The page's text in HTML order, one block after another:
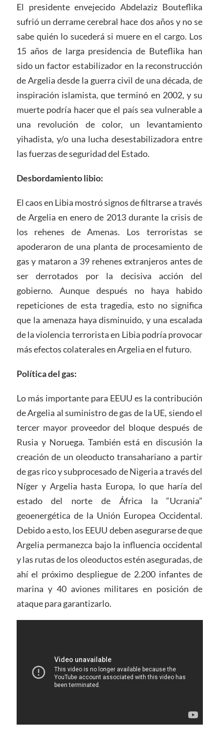
El presidente envejecido Abdelaziz Bouteflika
sufrió un derrame cerebral hace dos años y no se
sabe quién lo sucederá si muere en el cargo. Los
15 años de larga presidencia de Buteflika han
sido un factor estabilizador en la reconstrucción
de Argelia desde la guerra civil de una década, de
inspiración islamista, que terminó en 2002, y su
muerte podría hacer que el país sea vulnerable a
una revolución de color, un levantamiento
yihadista, y/o una lucha desestabilizadora entre
las fuerzas de seguridad del Estado.
Desbordamiento libio:
El caos en Libia mostró signos de filtrarse a través
de Argelia en enero de 2013 durante la crisis de
los rehenes de Amenas. Los terroristas se
apoderaron de una planta de procesamiento de
gas y mataron a 39 rehenes extranjeros antes de
ser derrotados por la decisiva acción del
gobierno. Aunque después no haya habido
repeticiones de esta tragedia, esto no significa
que la amenaza haya disminuido, y una escalada
de la violencia terrorista en Libia podría provocar
más efectos colaterales en Argelia en el futuro.
Política del gas:
Lo más importante para EEUU es la contribución
de Argelia al suministro de gas de la UE, siendo el
tercer mayor proveedor del bloque después de
Rusia y Noruega. También está en discusión la
creación de un oleoducto transahariano a partir
de gas rico y subprocesado de Nigeria a través del
Níger y Argelia hasta Europa, lo que haría del
estado del norte de África la “Ucrania”
geoenergética de la Unión Europea Occidental.
Debido a esto, los EEUU deben asegurarse de que
Argelia permanezca bajo la influencia occidental
y las rutas de los oleoductos estén aseguradas, de
ahí el próximo despliegue de 2.200 infantes de
marina y 40 aviones militares en posición de
ataque para garantizarlo.